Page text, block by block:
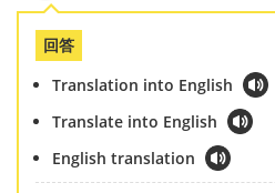
回答
Translation into English
Translate into English
English translation